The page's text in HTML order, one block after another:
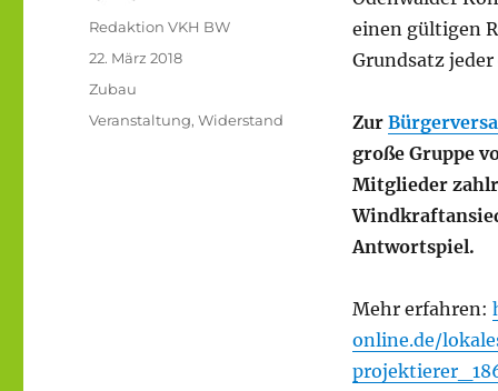
einen gültigen
Grundsatz
Zur
große Gruppe
Mitglieder
Antwortspiel.
Mehr erfahren:
online.de/
Autor
Redaktion VKH BW
Veröffentlicht
am
22. März 2018
Kategorien
Zubau
Schlagwörter
Veranstaltung,Widerstand